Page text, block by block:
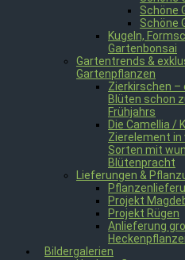
Schöne
Schöne
Kugeln,
Gartenbonsai
Gartentrends &
Gartenpflanzen
Zierkirschen –
Blüten schon
Frühjahrs
Die Camellia /
Zierelement in
Sorten mit
Blütenpracht
Lieferungen &
Projekt
Projekt Rügen
Anlieferung
Bildergalerien